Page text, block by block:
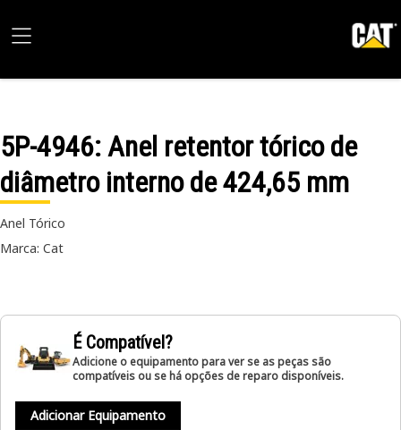
5P-4946: Anel retentor tórico de
diâmetro interno de 424,65 mm
Anel Tórico
Marca: Cat
É Compatível?
Adicione o equipamento para ver se as peças são
compatíveis ou se há opções de reparo disponíveis.
Adicionar Equipamento